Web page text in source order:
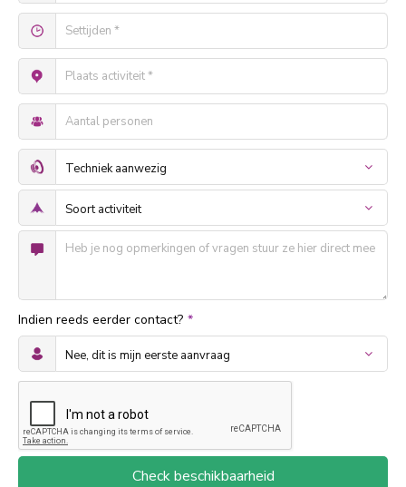
Indien reeds eerder contact? *
Check beschikbaarheid